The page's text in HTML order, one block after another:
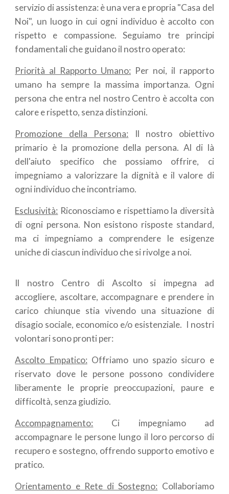
servizio di assistenza: è una vera e propria "Casa del
Noi", un luogo in cui ogni individuo è accolto con
rispetto e compassione. Seguiamo tre principi
fondamentali che guidano il nostro operato:
Priorità al Rapporto Umano: Per noi, il rapporto
umano ha sempre la massima importanza. Ogni
persona che entra nel nostro Centro è accolta con
calore e rispetto, senza distinzioni.
Promozione della Persona: Il nostro obiettivo
primario è la promozione della persona. Al di là
dell'aiuto specifico che possiamo offrire, ci
impegniamo a valorizzare la dignità e il valore di
ogni individuo che incontriamo.
Esclusività: Riconosciamo e rispettiamo la diversità
di ogni persona. Non esistono risposte standard,
ma ci impegniamo a comprendere le esigenze
uniche di ciascun individuo che si rivolge a noi.
Il nostro Centro di Ascolto si impegna ad
accogliere, ascoltare, accompagnare e prendere in
carico chiunque stia vivendo una situazione di
disagio sociale, economico e/o esistenziale. I nostri
volontari sono pronti per:
Ascolto Empatico: Offriamo uno spazio sicuro e
riservato dove le persone possono condividere
liberamente le proprie preoccupazioni, paure e
difficoltà, senza giudizio.
Accompagnamento: Ci impegniamo ad
accompagnare le persone lungo il loro percorso di
recupero e sostegno, offrendo supporto emotivo e
pratico.
Orientamento e Rete di Sostegno: Collaboriamo